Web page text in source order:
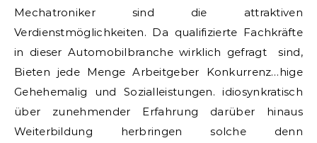
Mechatroniker sind die attraktiven
Verdienstmöglichkeiten. Da qualifizierte Fachkräfte
in dieser Automobilbranche wirklich gefragt sind,
Bieten jede Menge Arbeitgeber Konkurrenz…hige
Gehehemalig und Sozialleistungen. idiosynkratisch
über zunehmender Erfahrung darüber hinaus
Weiterbildung herbringen solche denn